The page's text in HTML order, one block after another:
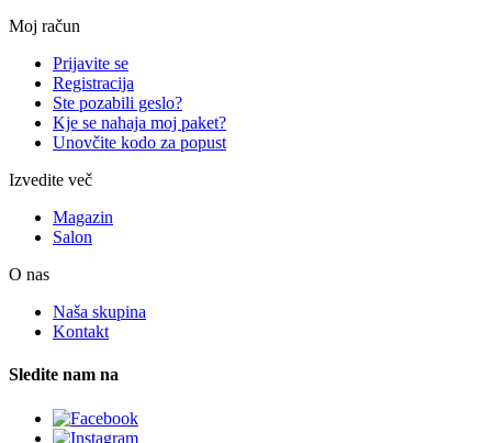
Moj račun
Prijavite se
Registracija
Ste pozabili geslo?
Kje se nahaja moj paket?
Unovčite kodo za popust
Izvedite več
Magazin
Salon
O nas
Naša skupina
Kontakt
Sledite nam na